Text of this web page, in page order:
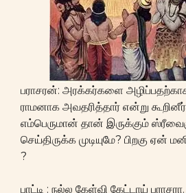
பராசரன்: அரக்கர்களை
ராமனாக அவதரித்தார் என்று
எம்பெருமான் தான் இருக்கும்
செய்திருக்க முடியுமே? பிறகு ஏன்
?
பாட்டி : நல்ல கேள்வி கேட்டாய்